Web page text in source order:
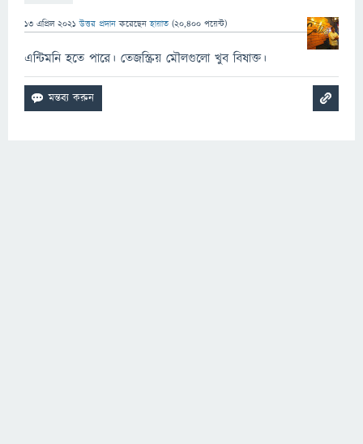
13 এপ্রিল 2021 উত্তর প্রদান করেছেনহায়াত (20,400 পয়েন্ট)
এন্টিমনি হতে পারে। তেজস্ক্রিয় মৌলগুলো খুব বিষাক্ত।